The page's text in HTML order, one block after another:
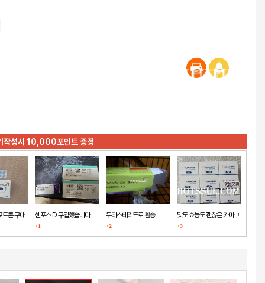
작성시 10,000포인트 증정
트론 구매
센포스 D 구입했습니다
+1
두타스테리드로 환승
+2
맛도 효능도 괜찮은 카마그
라
+3